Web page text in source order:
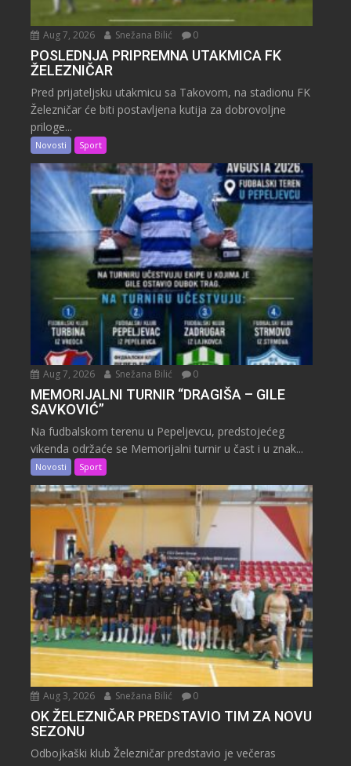
Aug 7, 2026 Snežana Bilić 0
POSLEDNJA PRIPREMNA UTAKMICA FK
ŽELEZNIČAR
Pred prijateljsku utakmicu sa Takovom, na stadionu FK
Železničar će biti postavljena kutija za dobrovoljne
priloge...
Novosti Sport
Aug 7, 2026 Snežana Bilić 0
MEMORIJALNI TURNIR “DRAGIŠA – GILE
SAVKOVIĆ”
Na fudbalskom terenu u Pepeljevcu, predstojećeg
vikenda održaće se Memorijalni turnir u čast i u znak...
Novosti Sport
Aug 3, 2026 Snežana Bilić 0
OK ŽELEZNIČAR PREDSTAVIO TIM ZA NOVU
SEZONU
Odbojkaški klub Železničar predstavio je večeras